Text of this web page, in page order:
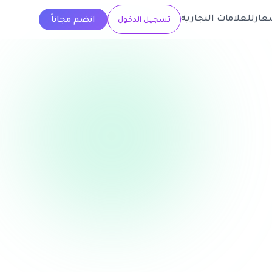
للعلامات التجارية تسجيل الدخول انضم مجاناً